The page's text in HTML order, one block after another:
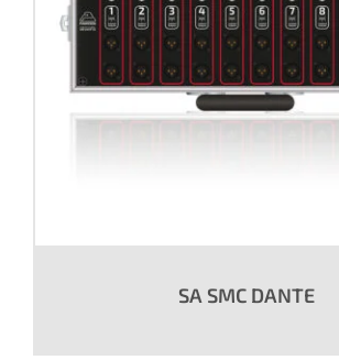
SA SMC DANTE